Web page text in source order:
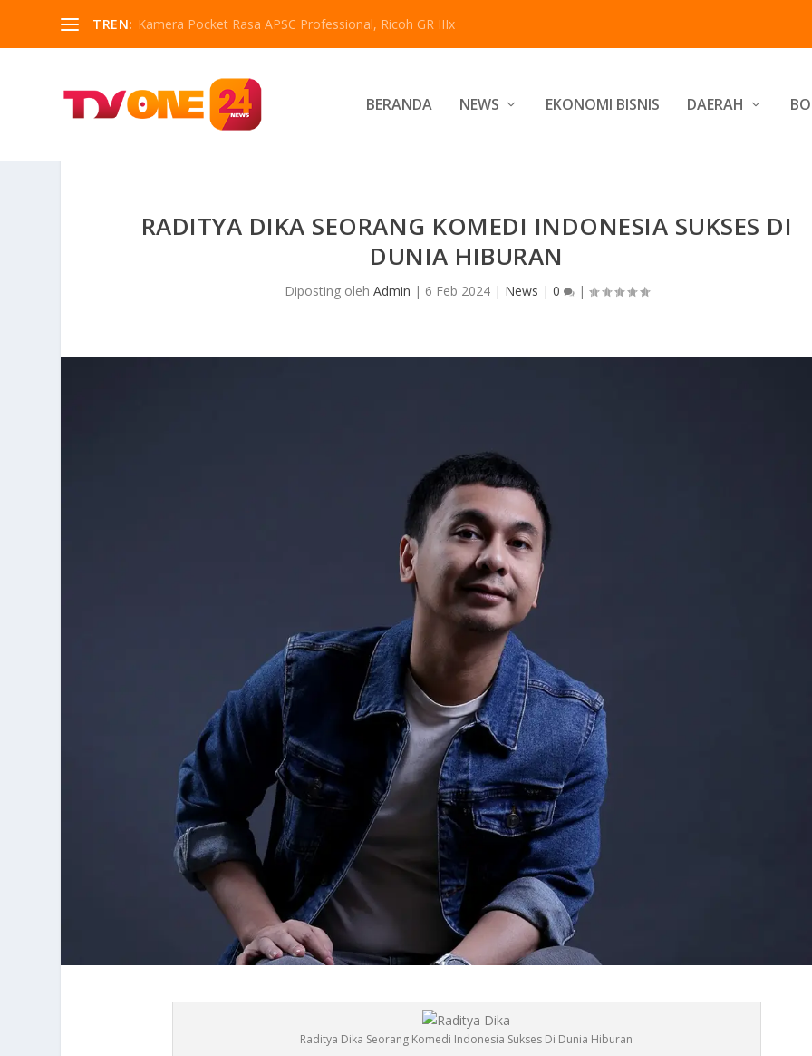
TREN: Kamera Pocket Rasa APSC Professional, Ricoh GR IIIx
BERANDA NEWS EKONOMI BISNIS DAERAH
RADITYA DIKA SEORANG KOMEDI INDONESIA SUKSES DI
DUNIA HIBURAN
Diposting oleh Admin | 6 Feb 2024| News | 0 |
Raditya Dika Seorang Komedi Indonesia Sukses Di Dunia Hiburan